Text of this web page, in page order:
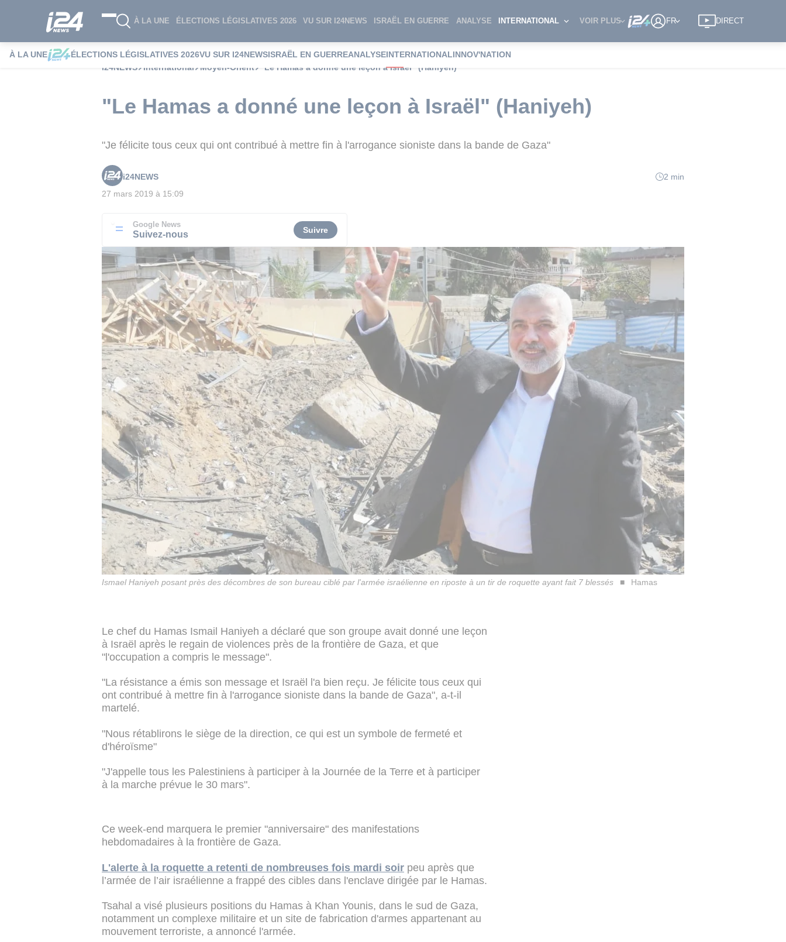
À LA UNE ÉLECTIONS LÉGISLATIVES 2026 VU SUR I24NEWS ISRAËL EN GUERRE ANALYSE INTERNATIONAL VOIR PLUS FR DIRECT
À LA UNE ÉLECTIONS LÉGISLATIVES 2026VU SUR I24NEWSISRAËL EN GUERREANALYSEINTERNATIONALINNOV'NATION
i24NEWS
International Moyen-Orient "Le Hamas a donné une leçon à Israël" (Haniyeh)
"Le Hamas a donné une leçon à Israël" (Haniyeh)
"Je félicite tous ceux qui ont contribué à mettre fin à l'arrogance sioniste dans la bande de Gaza"
i24NEWS
2 min
27 mars 2019 à 15:09
Google News
Suivez-nous Suivre
Ismael Haniyeh posant près des décombres de son bureau ciblé par l'armée israélienne en riposte à un tir de roquette ayant fait 7 blessés Hamas
Le chef du Hamas Ismail Haniyeh a déclaré que son groupe avait donné une leçon
à Israël après le regain de violences près de la frontière de Gaza, et que
"l'occupation a compris le message".
"La résistance a émis son message et Israël l'a bien reçu. Je félicite tous ceux qui
ont contribué à mettre fin à l'arrogance sioniste dans la bande de Gaza", a-t-il
martelé.
"Nous rétablirons le siège de la direction, ce qui est un symbole de fermeté et
d'héroïsme"
"J'appelle tous les Palestiniens à participer à la Journée de la Terre et à participer
à la marche prévue le 30 mars".
Ce week-end marquera le premier "anniversaire" des manifestations
hebdomadaires à la frontière de Gaza.
L'alerte à la roquette a retenti de nombreuses fois mardi soir peu après que
l’armée de l’air israélienne a frappé des cibles dans l'enclave dirigée par le Hamas.
Tsahal a visé plusieurs positions du Hamas à Khan Younis, dans le sud de Gaza,
notamment un complexe militaire et un site de fabrication d'armes appartenant au
mouvement terroriste, a annoncé l'armée.